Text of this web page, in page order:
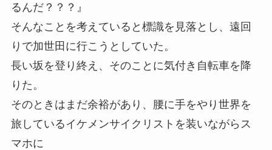
るんだ？？？』
そんなことを考えていると標識を見落とし、遠回
りで加世田に行こうとしていた。
長い坂を登り終え、そのことに気付き自転車を降
りた。
そのときはまだ余裕があり、腰に手をやり世界を
旅しているイケメンサイクリストを装いながらス
マホに